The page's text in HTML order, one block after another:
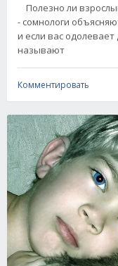
Полезно ли
- сомнологи
и если вас
называют
Комментировать